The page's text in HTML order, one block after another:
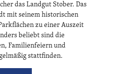
das Landgut Stober. Das
mit seinem historischen
zu einer Auszeit
beliebt sind die
Familienfeiern und
stattfinden.